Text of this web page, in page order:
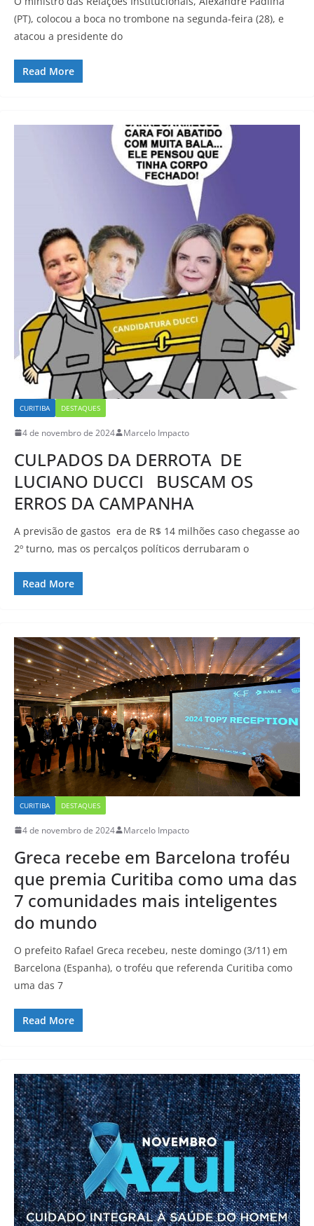
(PT), colocou a boca no trombone na segunda-feira (28), e
atacou a presidente do
Read More
CURITIBA DESTAQUES
4 de novembro de 2024 Marcelo Impacto
CULPADOS DA DERROTA DE
LUCIANO DUCCI BUSCAM OS
ERROS DA CAMPANHA
A previsão de gastos era de R$ 14 milhões caso chegasse ao
2º turno, mas os percalços políticos derrubaram o
Read More
CURITIBA DESTAQUES
4 de novembro de 2024 Marcelo Impacto
Greca recebe em Barcelona troféu
que premia Curitiba como uma das
7 comunidades mais inteligentes
do mundo
O prefeito Rafael Greca recebeu, neste domingo (3/11) em
Barcelona (Espanha), o troféu que referenda Curitiba como
uma das 7
Read More